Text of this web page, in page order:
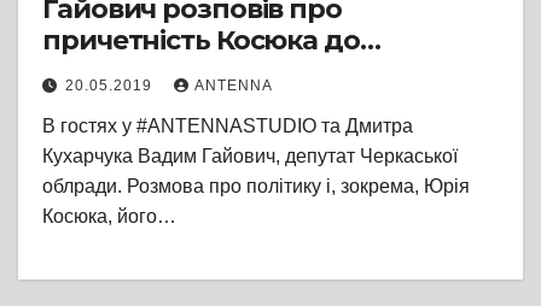
Гайович розповів про
причетність Косюка до
забруднення екології на
Черкащині
20.05.2019 ANTENNA
В гостях у #ANTENNASTUDIO та Дмитра
Кухарчука Вадим Гайович, депутат Черкаської
облради. Розмова про політику і, зокрема, Юрія
Косюка, його…